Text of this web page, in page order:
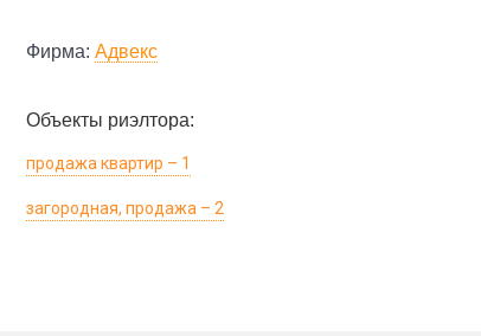
Фирма: Адвекс
Объекты риэлтора:
продажа квартир – 1
загородная, продажа – 2